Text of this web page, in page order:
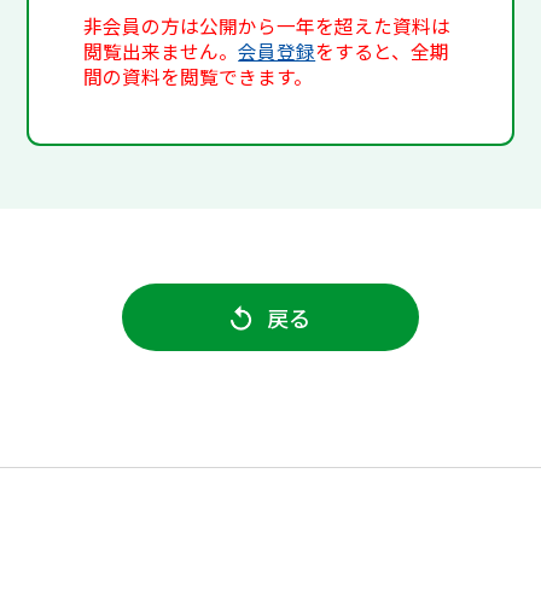
非会員の方は公開から一年を超えた資料は
閲覧出来ません。会員登録をすると、全期
間の資料を閲覧できます。
戻る